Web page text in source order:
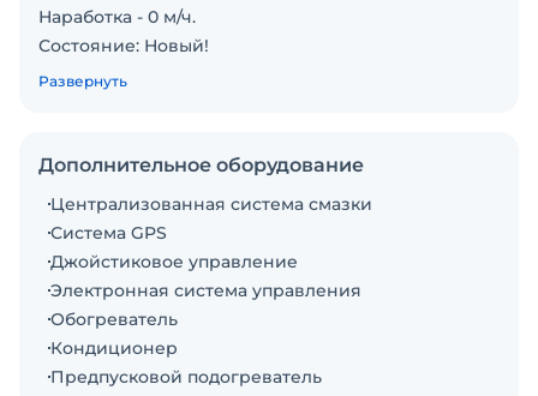
Наработка - 0 м/ч.
Состояние: Новый!
Полный комплект документов включая ЭПСМ и
Стоимость на складе в Москве - по запросу!
Возможна продажа в лизинг.
Развернуть
Дополнительное оборудование
Централизованная система смазки
Система GPS
Джойстиковое управление
Электронная система управления
Обогреватель
Кондиционер
Предпусковой подогреватель